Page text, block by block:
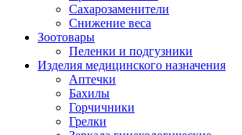
Сахарозаменители
Снижение веса
Зоотовары
Пеленки и подгузники
Изделия медицинского назначения
Аптечки
Бахилы
Горчичники
Грелки